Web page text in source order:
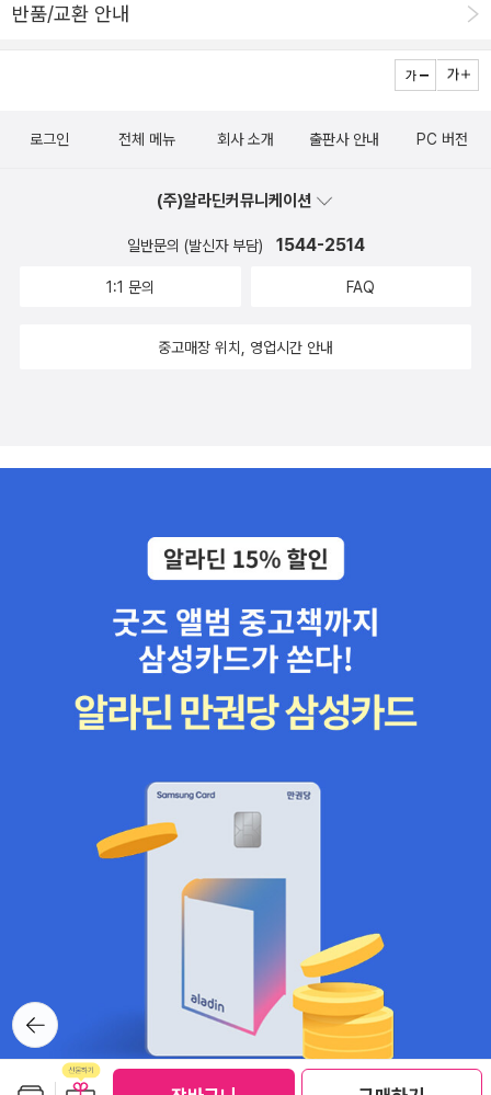
선물하기
반품/교환 안내
뒤로가
기
로그인 전체 메뉴 회사 소개 출판사 안내 PC 버전
(주)알라딘커뮤니케이션
일반문의 (발신자 부담) 1544-2514
1:1 문의 FAQ
중고매장 위치, 영업시간 안내